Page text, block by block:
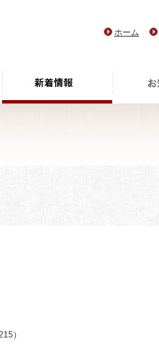
ホーム
）